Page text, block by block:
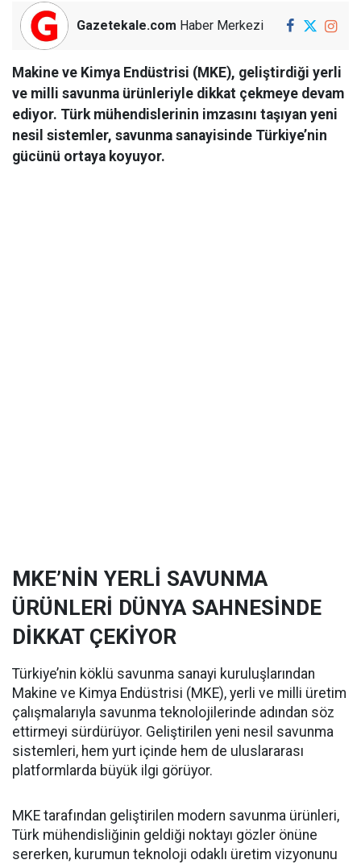
Gazetekale.com Haber Merkezi
Makine ve Kimya Endüstrisi (MKE), geliştirdiği yerli
ve milli savunma ürünleriyle dikkat çekmeye devam
ediyor. Türk mühendislerinin imzasını taşıyan yeni
nesil sistemler, savunma sanayisinde Türkiye’nin
gücünü ortaya koyuyor.
MKE’NİN YERLİ SAVUNMA
ÜRÜNLERİ DÜNYA SAHNESİNDE
DİKKAT ÇEKİYOR
Türkiye’nin köklü savunma sanayi kuruluşlarından
Makine ve Kimya Endüstrisi (MKE), yerli ve milli üretim
çalışmalarıyla savunma teknolojilerinde adından söz
ettirmeyi sürdürüyor. Geliştirilen yeni nesil savunma
sistemleri, hem yurt içinde hem de uluslararası
platformlarda büyük ilgi görüyor.
MKE tarafından geliştirilen modern savunma ürünleri,
Türk mühendisliğinin geldiği noktayı gözler önüne
sererken, kurumun teknoloji odaklı üretim vizyonunu